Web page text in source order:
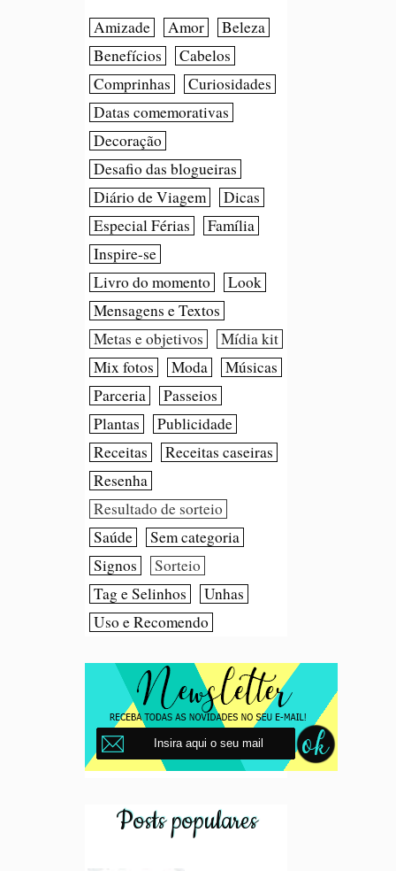
Amizade Amor
Beleza
Benefícios
Cabelos
Comprinhas
Curiosidades
Datas comemorativas
Decoração
Desafio das blogueiras
Diário de Viagem
Dicas
Especial Férias
Família
Inspire-se
Livro do momento
Look
Mensagens e Textos
Metas e objetivos
Mídia kit
Mix fotos
Moda
Músicas
Parceria
Passeios
Plantas
Publicidade
Receitas
Receitas caseiras
Resenha
Resultado de sorteio
Saúde
Sem categoria
Signos
Sorteio
Tag e Selinhos
Unhas
Uso e Recomendo
Posts populares